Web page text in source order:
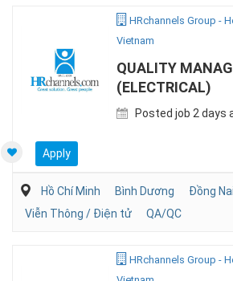
HRchannels Group -
Vietnam
QUALITY
(ELECTRICAL)
Posted job 2 days
Apply
Hồ Chí Minh Bình Dương Đồng Nai
Viễn Thông / Điện tử
QA/QC
HRchannels Group -